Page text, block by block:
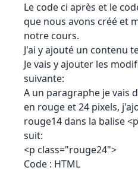
Le code ci après et le
que nous avons créé et
notre cours.
J'ai y ajouté un contenu
Je vais y ajouter les
suivante:
A un paragraphe je vais
en rouge et 24 pixels,
rouge14 dans la balise
suit:
<p class="rouge24">
Code : HTML